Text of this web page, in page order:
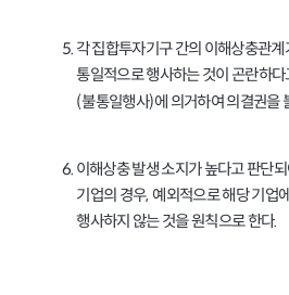
5. 각 집합투자기구 간의 이해상충관
통일적으로 행사하는 것이 곤란하다
(불통일행사)에 의거하여 의결권을
6. 이해상충 발생 소지가 높다고 판단
기업의 경우, 예외적으로 해당 기업
행사하지 않는 것을 원칙으로 한다.